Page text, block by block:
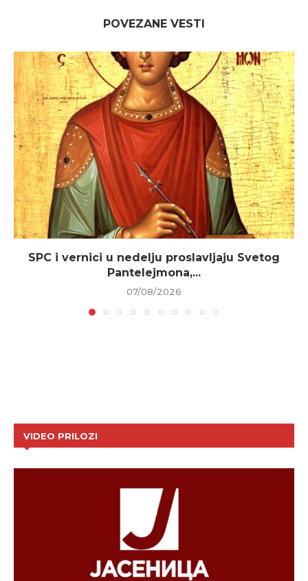
POVEZANE VESTI
SPC i vernici u nedelju proslavljaju Svetog
Pantelejmona,...
07/08/2026
VIDEO PRILOZI